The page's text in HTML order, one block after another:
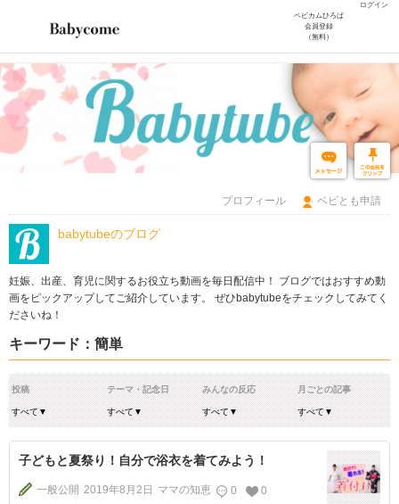
ログイン
ベビカムひろば
会員登録
（無料）
プロフィール ベビとも申請
babytubeのブログ
妊娠、出産、育児に関するお役立ち動画を毎日配信中！ ブログではおすすめ動
画をピックアップしてご紹介しています。 ぜひbabytubeをチェックしてみてく
ださいね！
キーワード：簡単
投稿 テーマ・記念日 みんなの反応 月ごとの記事
子どもと夏祭り！自分で浴衣を着てみよう！
一般公開 2019年8月2日 ママの知恵 0 0